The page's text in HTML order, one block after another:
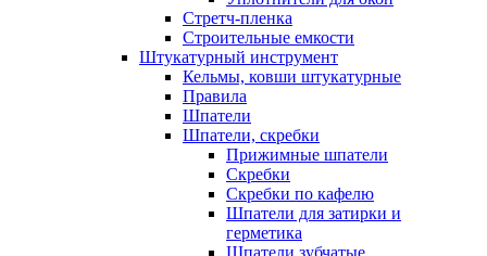
Стретч-пленка
Строительные емкости
Штукатурный инструмент
Кельмы, ковши штукатурные
Правила
Шпатели
Шпатели, скребки
Прижимные шпатели
Скребки
Скребки по кафелю
Шпатели для затирки и
герметика
Шпатели зубчатые